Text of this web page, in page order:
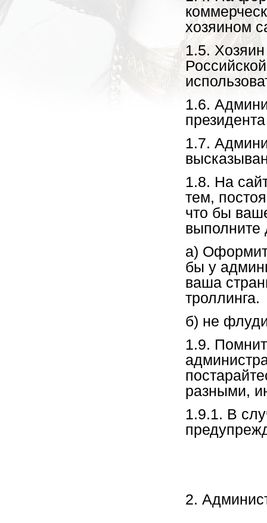
хозяином
1.5.
1.6.
1.7.
1.8. На
тем,
что бы
выполните
а)
бы у
ваша
троллинга.
б) не
1.9.
разными,
1.9.1. В
2.